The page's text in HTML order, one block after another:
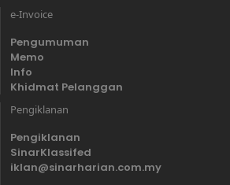
e-Invoice
Pengumuman
Memo
Info
Khidmat Pelanggan
Pengiklanan
Pengiklanan
SinarKlassifed
iklan@sinarharian.com.my